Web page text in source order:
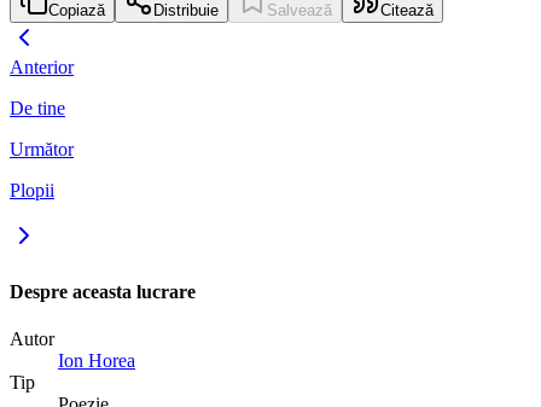
Copiază Distribuie Salvează Citează
Anterior
De tine
Următor
Plopii
Despre aceasta lucrare
Autor
Ion Horea
Tip